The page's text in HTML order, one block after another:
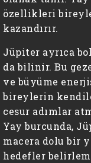
özellikleri
kazandırır.
Jüpiter ayrıca
da bilinir. Bu
ve büyüme
bireylerin
cesur adımlar
Yay burcunda,
macera dolu bir
hedefler